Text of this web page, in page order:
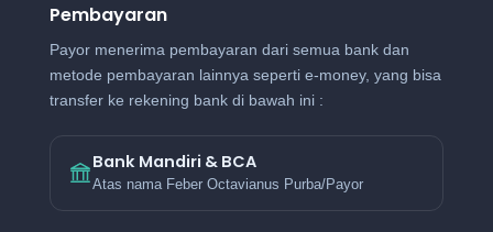
Pembayaran
Payor menerima pembayaran dari semua bank dan
metode pembayaran lainnya seperti e-money, yang bisa
transfer ke rekening bank di bawah ini :
Bank Mandiri & BCA
Atas nama Feber Octavianus Purba/Payor